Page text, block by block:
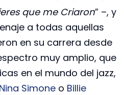
que me Criaron” –, y
a todas aquellas
en su carrera desde
muy amplio, que
en el mundo del jazz,
Nina Simone o Billie